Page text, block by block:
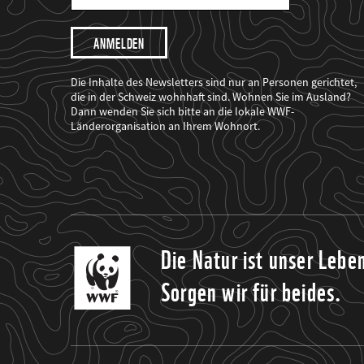
Mail
Adresse
Ich
möchte,
dass
der
WWF
mich
über
seine
Projekte
informiert.
Die Inhalte des Newsletters sind nur an Personen gerichtet,
die in der Schweiz wohnhaft sind. Wohnen Sie im Ausland?
Dann wenden Sie sich bitte an die lokale WWF-
Länderorganisation an Ihrem Wohnort.
Die Natur ist unser
Sorgen wir für beides.